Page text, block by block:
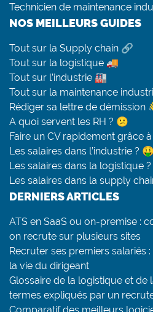
Technicien de maintenance
NOS MEILLEURS GUIDES
Tout sur la Supply chain 🔗
Tout sur la logistique 🚚
Tout sur l’industrie 🏭
Tout sur la maintenance
Rédiger sa lettre de démission
A quoi servent les RH ? 😕
Faire un CV rapidement grâce
Les salaires dans l’industrie ? 🤑
Les salaires dans la logistique ?
Les salaires dans la supply
DERNIERS ARTICLES
ATS en SaaS ou on-premise :
on recrute sur plusieurs sites
Recruter ses premiers salariés
la vie du dirigeant
Glossaire de la logistique et de
termes expliqués par un